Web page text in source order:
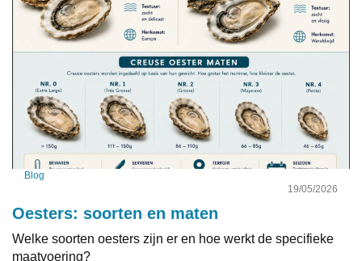
Blog
19/05/2026
Oesters: soorten en maten
Welke soorten oesters zijn er en hoe werkt de specifieke
maatvoering?